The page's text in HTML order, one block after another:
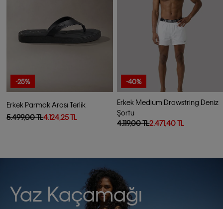
-25%
Erkek Parmak Arası Terlik
5.499,00 TL4.124,25 TL
-40%
Erkek Medium Drawstring Deniz
Şortu
4.119,00 TL2.471,40 TL
Yaz Kaçamağı